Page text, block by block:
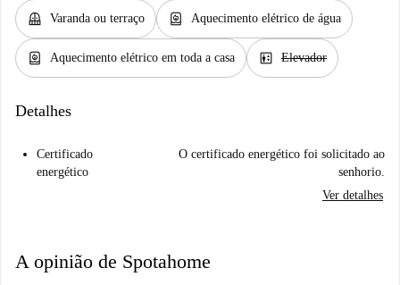
balcony Varanda ou terraço water_heater Aquecimento elétrico de água
water_heater Aquecimento elétrico em toda a casa elevator Elevador
Detalhes
Certificado
energético
O certificado energético foi solicitado ao
senhorio.
Ver detalhes
A opinião de Spotahome